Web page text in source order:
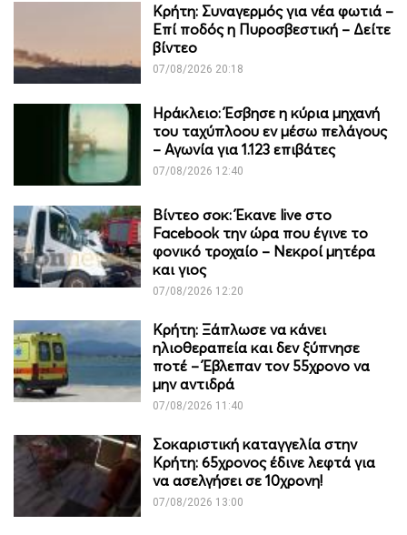
Κρήτη: Συναγερμός για νέα φωτιά –
Επί ποδός η Πυροσβεστική – Δείτε
βίντεο
07/08/2026 20:18
Ηράκλειο: Έσβησε η κύρια μηχανή
του ταχύπλοου εν μέσω πελάγους
– Αγωνία για 1.123 επιβάτες
07/08/2026 12:40
Βίντεο σοκ: Έκανε live στο
Facebook την ώρα που έγινε το
φονικό τροχαίο – Νεκροί μητέρα
και γιος
07/08/2026 12:20
Κρήτη: Ξάπλωσε να κάνει
ηλιοθεραπεία και δεν ξύπνησε
ποτέ – Έβλεπαν τον 55χρονο να
μην αντιδρά
07/08/2026 11:40
Σοκαριστική καταγγελία στην
Κρήτη: 65χρονος έδινε λεφτά για
να ασελγήσει σε 10χρονη!
07/08/2026 13:00